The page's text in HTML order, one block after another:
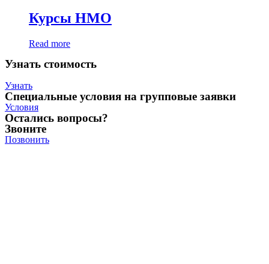
Курсы НМО
Read more
Узнать стоимость
Узнать
Специальные условия на групповые заявки
Условия
Остались вопросы?
Звоните
Позвонить